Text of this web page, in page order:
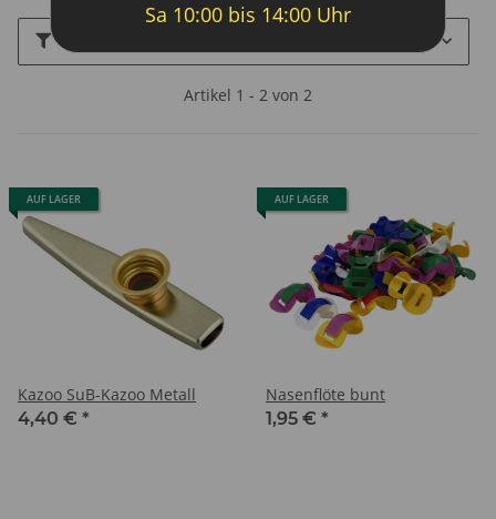
Artikel 1 - 2 von 2
AUF LAGER
Kazoo SuB-Kazoo Metall
4,40 € *
AUF LAGER
Nasenflöte bunt
1,95 € *
Sa 10:00 bis 14:00 Uhr